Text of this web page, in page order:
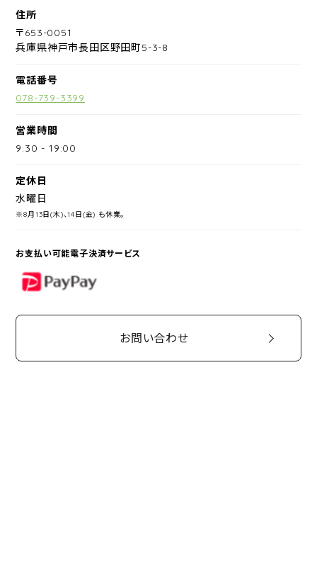
住所
〒653-0051
兵庫県神戸市長田区野田町5-3-8
電話番号
078-739-3399
営業時間
9:30 -19:00
定休日
水曜日
※8月13日(木)、14日(金) も休業。
お支払い可能電子決済サービス
PayPay
お問い合わせ